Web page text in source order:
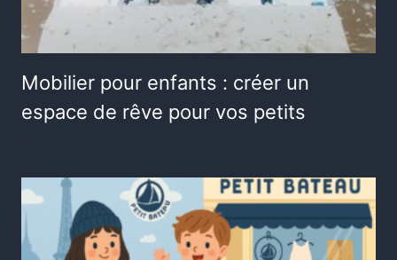
Mobilier pour enfants : créer un
espace de rêve pour vos petits